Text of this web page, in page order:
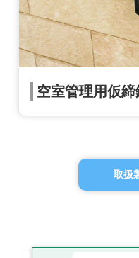
空室管理用仮
取扱